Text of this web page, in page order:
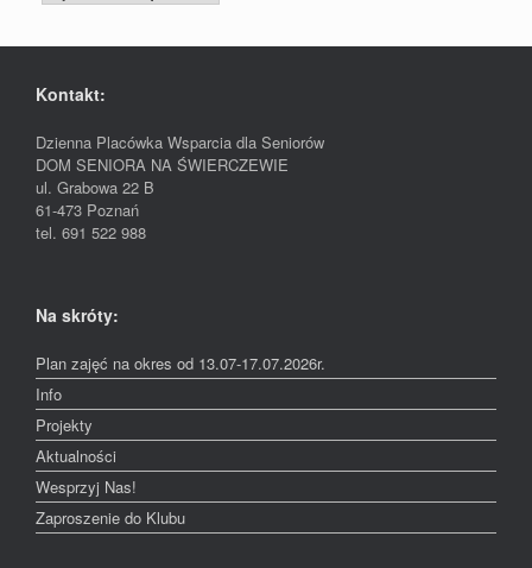
Kontakt:
Dzienna Placówka Wsparcia dla Seniorów
DOM SENIORA NA ŚWIERCZEWIE
ul. Grabowa 22 B
61-473 Poznań
tel. 691 522 988
Na skróty:
Plan zajęć na okres od 13.07-17.07.2026r.
Info
Projekty
Aktualności
Wesprzyj Nas!
Zaproszenie do Klubu